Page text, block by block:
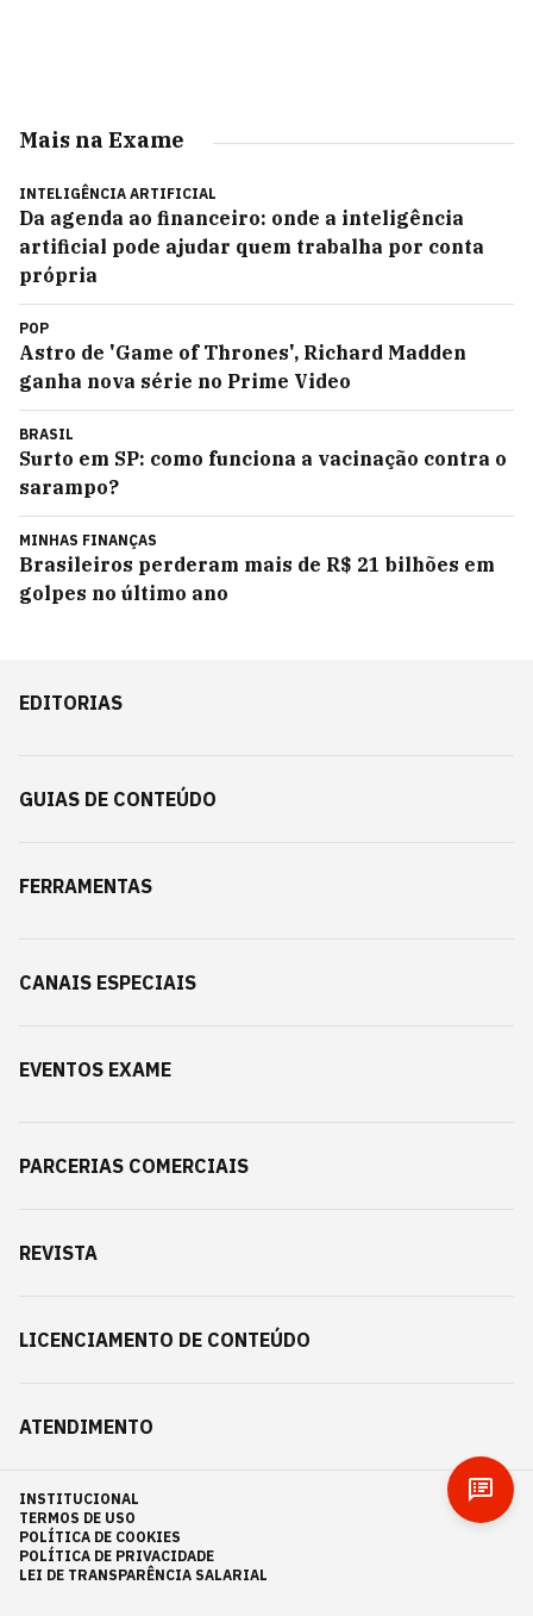
Mais na Exame
INTELIGÊNCIA ARTIFICIAL
Da agenda ao financeiro: onde a inteligência
artificial pode ajudar quem trabalha por conta
própria
POP
Astro de 'Game of Thrones', Richard Madden
ganha nova série no Prime Video
BRASIL
Surto em SP: como funciona a vacinação contra o
sarampo?
MINHAS FINANÇAS
Brasileiros perderam mais de R$ 21 bilhões em
golpes no último ano
EDITORIAS
GUIAS DE CONTEÚDO
FERRAMENTAS
CANAIS ESPECIAIS
EVENTOS EXAME
PARCERIAS COMERCIAIS
REVISTA
LICENCIAMENTO DE CONTEÚDO
ATENDIMENTO
INSTITUCIONAL
TERMOS DE USO
POLÍTICA DE COOKIES
POLÍTICA DE PRIVACIDADE
LEI DE TRANSPARÊNCIA SALARIAL